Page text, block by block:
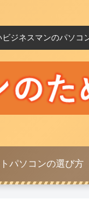
ジネスマンのパソコ
トパソコンの選び方